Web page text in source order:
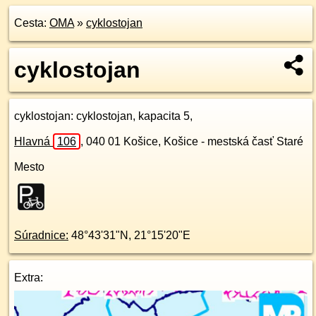
Cesta: OMA» cyklostojan
cyklostojan
cyklostojan: cyklostojan, kapacita 5,
Hlavná 106 , 040 01 Košice, Košice - mestská časť Staré
Mesto
Súradnice: 48°43'31"N , 21°15'20"E
Extra: